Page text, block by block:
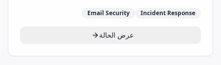
Incident Response
Email Security
عرض الحالة